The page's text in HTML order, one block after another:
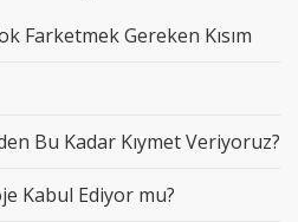
Farketmek Gereken Kısım
Bu Kadar Kıymet Veriyoruz?
Kabul Ediyor mu?